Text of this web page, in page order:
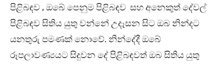
පිළිබඳව , ඔබේ පෙනුම පිළිබඳව සහ අනෙකුත් දේවල්
පිළිබඳව සිතිය යුතු වන්නේ උදෑසන සිට ඔබ නින්දට
යනතුරු පමණක් නොවේ. නින්දේදී ඔබේ
රූපලාවණ්‍යයට සිදුවන දේ පිළිබඳවත් ඔබ සිතිය යුතු